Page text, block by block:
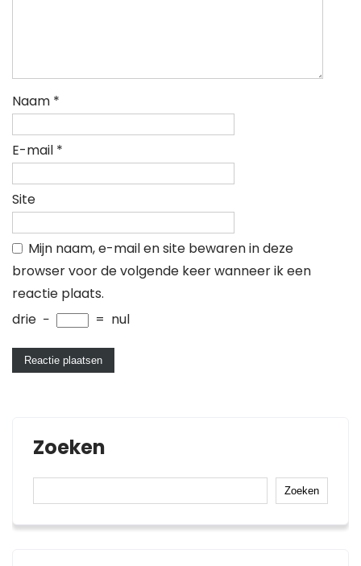
Naam *
E-mail *
Site
Mijn naam, e-mail en site bewaren in deze
browser voor de volgende keer wanneer ik een
reactie plaats.
drie − = nul
Zoeken
Zoeken